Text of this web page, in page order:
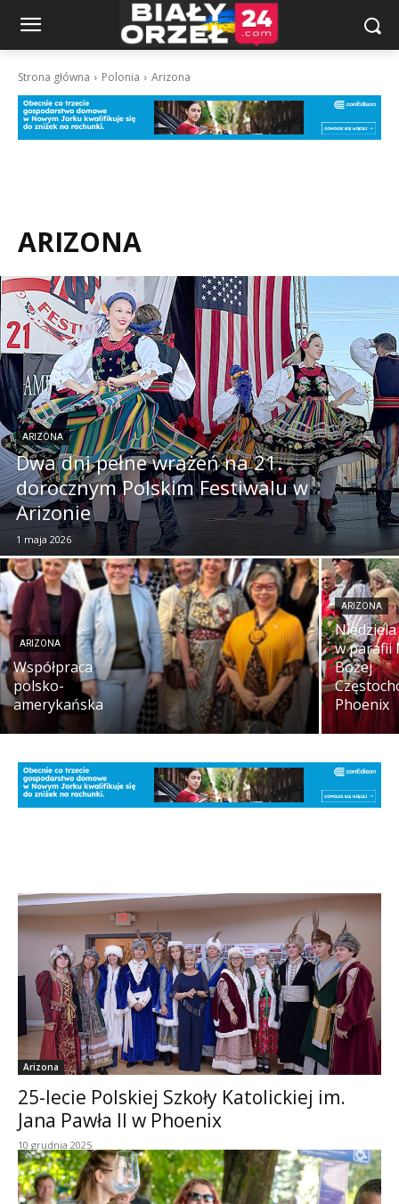
Strona główna Polonia Arizona
ARIZONA
ARIZONA
Dwa dni pełne wrażeń na 21.
dorocznym Polskim Festiwalu w
Arizonie
1 maja 2026
ARIZONA
Współpraca
polsko-
amerykańska
ARIZONA
w parafii
Bożej
Phoenix
Arizona
25-lecie Polskiej Szkoły Katolickiej im.
Jana Pawła II w Phoenix
10 grudnia 2025